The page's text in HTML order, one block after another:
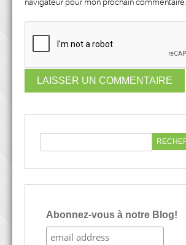
navigateur pour mon prochain commentaire.
Abonnez-vous à notre Blog!